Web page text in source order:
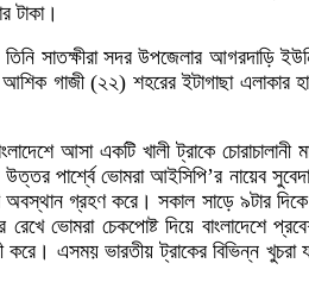
টাকা।
সাতক্ষীরা সদর উপজেলার আগরদাড়ি
গাজী (২২) শহরের ইটাগাছা এলাকার
আসা একটি খালী ট্রাকে চোরাচালানী
পার্শ্বে ভোমরা আইসিপি’র নায়েব
গ্রহণ করে। সকাল সাড়ে ৯টার
রেখে ভোমরা চেকপোষ্ট দিয়ে বাংলাদেশে
এসময় ভারতীয় ট্রাকের বিভিন্ন খুচরা